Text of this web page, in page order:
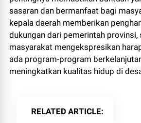
sasaran dan bermanfaat bagi
kepala daerah memberikan
dukungan dari pemerintah provinsi,
masyarakat mengekspresikan
ada program-program
meningkatkan kualitas hidup di
RELATED ARTICLE